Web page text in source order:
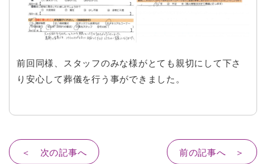
前回同様、スタッフのみな様がとても親切にして下さ
り安心して葬儀を行う事ができました。
＜ 次の記事へ 前の記事へ ＞